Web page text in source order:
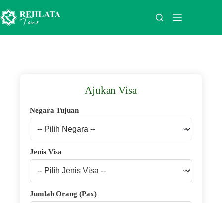
Ajukan Visa
Negara Tujuan
Jenis Visa
Jumlah Orang (Pax)